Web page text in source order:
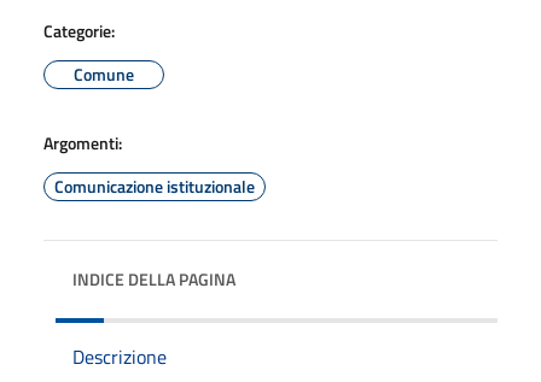
Categorie:
Comune
Argomenti:
Comunicazione istituzionale
INDICE DELLA PAGINA
Descrizione